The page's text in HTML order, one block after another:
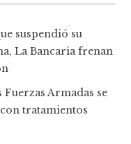
suspendió su
La Bancaria frenan
Armadas se
tratamientos